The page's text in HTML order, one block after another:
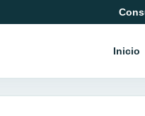
Inicio